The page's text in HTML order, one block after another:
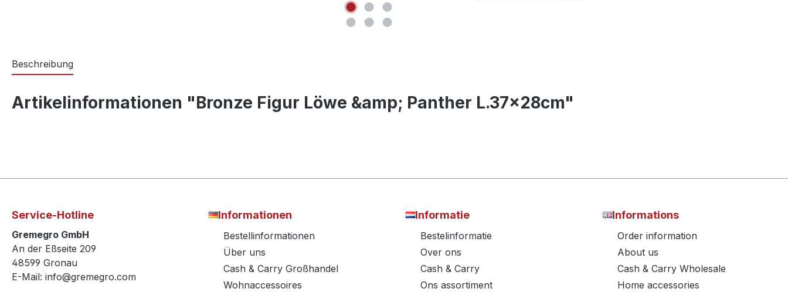
Beschreibung
Artikelinformationen "Bronze Figur Löwe &amp; Panther L.37x28cm"
Service-Hotline
Gremegro GmbH
An der Eßseite 209
48599 Gronau
E-Mail: info@gremegro.com
Informationen
Bestellinformationen
Über uns
Cash & Carry Großhandel
Wohnaccessoires
Informatie
Bestelinformatie
Over ons
Cash & Carry
Ons assortiment
Informations
Order information
About us
Cash & Carry Wholesale
Home accessories